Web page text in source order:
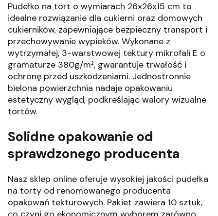
Pudełko na tort o wymiarach 26x26x15 cm to
idealne rozwiązanie dla cukierni oraz domowych
cukierników, zapewniające bezpieczny transport i
przechowywanie wypieków. Wykonane z
wytrzymałej, 3-warstwowej tektury mikrofali E o
gramaturze 380g/m², gwarantuje trwałość i
ochronę przed uszkodzeniami. Jednostronnie
bielona powierzchnia nadaje opakowaniu
estetyczny wygląd, podkreślając walory wizualne
tortów.
Solidne opakowanie od
sprawdzonego producenta
Nasz sklep online oferuje wysokiej jakości pudełka
na torty od renomowanego producenta
opakowań tekturowych. Pakiet zawiera 10 sztuk,